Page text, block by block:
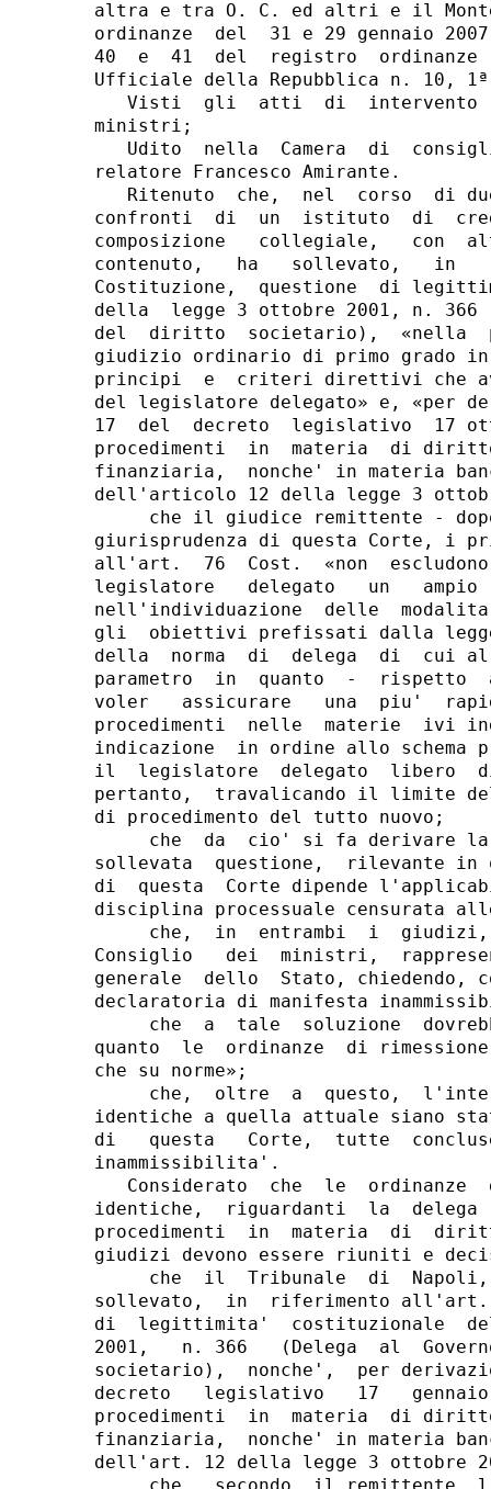
altra e tra O. C. ed altri e il
ordinanze  del  31 e 29 gennaio
40  e  41  del  registro  ordinanze
Ufficiale della Repubblica n. 10,
Visti  gli  atti  di  intervento
ministri;
Udito  nella  Camera  di
relatore Francesco Amirante.
Ritenuto  che,  nel  corso  di
confronti  di  un  istituto  di
composizione   collegiale,   con
contenuto,   ha   sollevato,   in
Costituzione,  questione  di
della  legge 3 ottobre 2001, n. 366
del  diritto  societario),  «nella
giudizio ordinario di primo grado
principi  e  criteri direttivi che
del legislatore delegato» e, «per
17  del  decreto  legislativo  17
procedimenti  in  materia  di
finanziaria,  nonche' in materia
dell'articolo 12 della legge 3
che il giudice remittente -
giurisprudenza di questa Corte,
all'art.  76  Cost.  «non
legislatore   delegato   un
nell'individuazione  delle
gli  obiettivi prefissati dalla
della  norma  di  delega  di  cui
parametro  in  quanto  -  rispetto
voler   assicurare   una  piu'
procedimenti  nelle  materie  ivi
indicazione  in ordine allo schema
il  legislatore  delegato  libero
pertanto,  travalicando il limite
di procedimento del tutto nuovo;
che  da  cio' si fa derivare
sollevata  questione,  rilevante in
di  questa  Corte dipende
disciplina processuale censurata
che,  in  entrambi  i
Consiglio   dei  ministri,
generale  dello  Stato,
declaratoria di manifesta
che  a  tale  soluzione
quanto  le  ordinanze  di
che su norme»;
che,  oltre  a  questo,
identiche a quella attuale siano
di   questa   Corte,  tutte
inammissibilita'.
Considerato  che  le  ordinanze
identiche,  riguardanti  la
procedimenti  in  materia  di
giudizi devono essere riuniti e
che  il  Tribunale  di
sollevato,  in  riferimento all'art.
di  legittimita'  costituzionale
2001,   n. 366   (Delega  al
societario),  nonche',  per
decreto   legislativo   17
procedimenti  in  materia  di
finanziaria,  nonche' in materia
dell'art. 12 della legge 3 ottobre